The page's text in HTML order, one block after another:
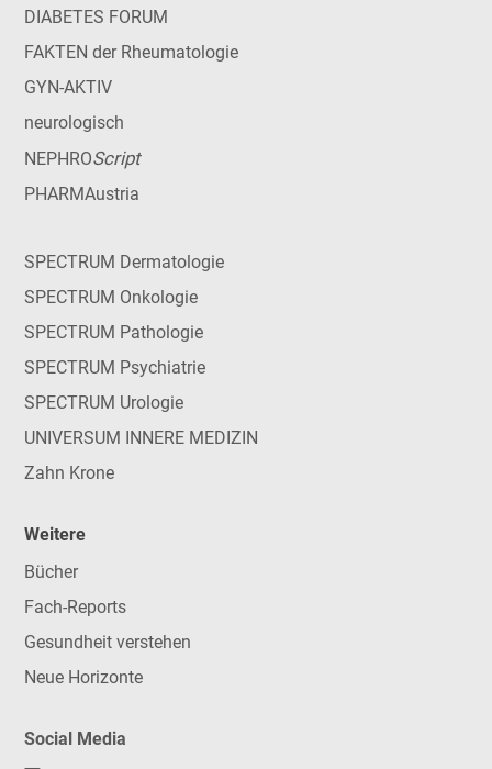
DIABETES FORUM
FAKTEN der Rheumatologie
GYN-AKTIV
neurologisch
NEPHROScript
PHARMAustria
SPECTRUM Dermatologie
SPECTRUM Onkologie
SPECTRUM Pathologie
SPECTRUM Psychiatrie
SPECTRUM Urologie
UNIVERSUM INNERE MEDIZIN
Zahn Krone
Weitere
Bücher
Fach-Reports
Gesundheit verstehen
Neue Horizonte
Social Media